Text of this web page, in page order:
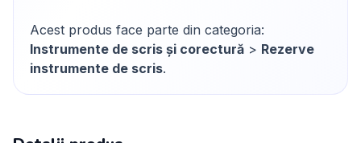
Acest produs face parte din categoria:
Instrumente de scris și corectură > Rezerve
instrumente de scris.